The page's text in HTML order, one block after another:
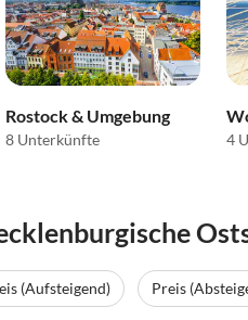
Rostock & Umgebung
8 Unterkünfte 4
(Aufsteigend) Preis